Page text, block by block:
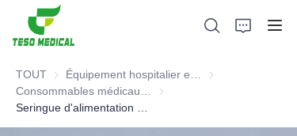
TOUT
Équipement
Consommables médicaux